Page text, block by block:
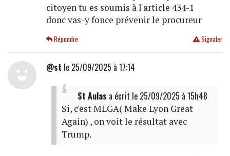
citoyen tu es soumis à l'article 434-1
donc vas-y fonce prévenir le procureur
Signaler
Répondre
@st le 25/09/2025 à 17:14
St Aulas a écrit le 25/09/2025 à 15h48
Si, c'est MLGA( Make Lyon Great
Again) , on voit le résultat avec
Trump.